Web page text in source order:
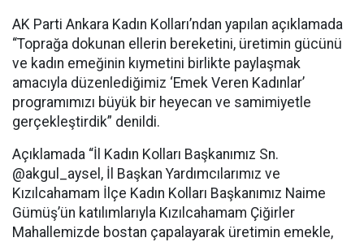
AK Parti Ankara Kadın Kolları’ndan yapılan açıklamada
“Toprağa dokunan ellerin bereketini, üretimin gücünü
ve kadın emeğinin kıymetini birlikte paylaşmak
amacıyla düzenlediğimiz ‘Emek Veren Kadınlar’
programımızı büyük bir heyecan ve samimiyetle
gerçekleştirdik” denildi.
Açıklamada “İl Kadın Kolları Başkanımız Sn.
@akgul_aysel, İl Başkan Yardımcılarımız ve
Kızılcahamam İlçe Kadın Kolları Başkanımız Naime
Gümüş’ün katılımlarıyla Kızılcahamam Çiğirler
Mahallemizde bostan çapalayarak üretimin emekle,